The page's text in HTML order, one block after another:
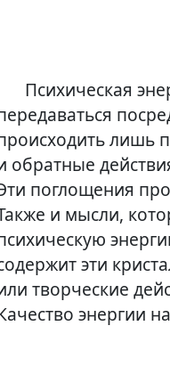
Мир
Психическая
лишь
обратные
поглощения
и мысли,
эти
творческие
энергии